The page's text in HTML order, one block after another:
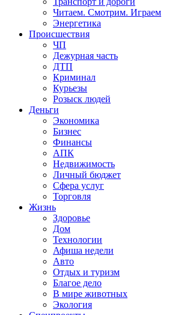
Читаем. Смотрим. Играем
Энергетика
Происшествия
ЧП
Дежурная часть
ДТП
Криминал
Курьезы
Розыск людей
Деньги
Экономика
Бизнес
Финансы
АПК
Недвижимость
Личный бюджет
Сфера услуг
Торговля
Жизнь
Здоровье
Дом
Технологии
Афиша недели
Авто
Отдых и туризм
Благое дело
В мире животных
Экология